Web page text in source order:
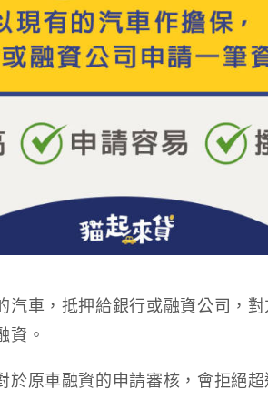
汽車，抵押給銀行或融資公司，
資。
於原車融資的申請審核，會拒絕